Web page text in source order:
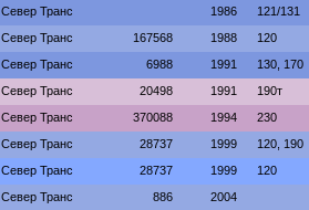
Север Транс 1986 121/131
Север Транс 167568 1988 120
Север Транс 6988 1991 130, 170
Север Транс 20498 1991 190т
Север Транс 370088 1994 230
Север Транс 28737 1999 120, 190
Север Транс 28737 1999 120
Север Транс 886 2004